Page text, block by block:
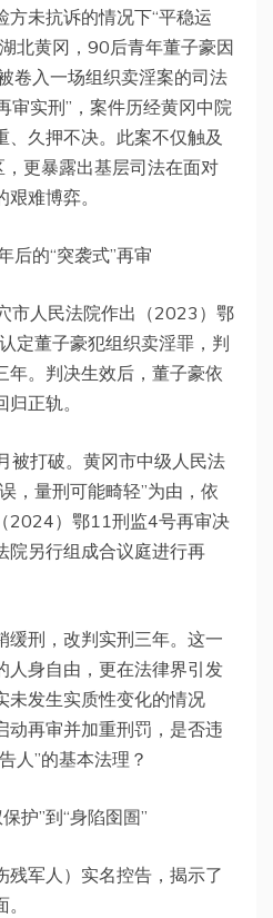
方未抗诉的情况下“平稳运
北黄冈，90后青年董子豪因
卷入一场组织卖淫案的司法
审实刑”，案件历经黄冈中院
、久押不决。此案不仅触及
，更暴露出基层司法在面对
难博弈。
后的“突袭式”再审
市人民法院作出（2023）鄂
定董子豪犯组织卖淫罪，判
年。判决生效后，董子豪依
正轨。
被打破。黄冈市中级人民法
，量刑可能畸轻”为由，依
2024）鄂11刑监4号再审决
院另行组成合议庭进行再
缓刑，改判实刑三年。这一
人身自由，更在法律界引发
发生实质性变化的情况
动再审并加重刑罚，是否违
人”的基本法理？
护”到“身陷囹圄”
残军人）实名控告，揭示了